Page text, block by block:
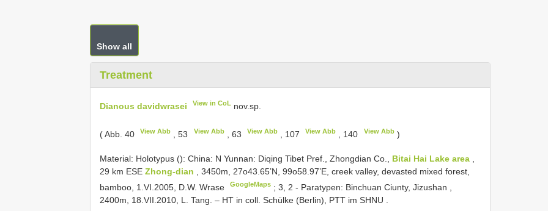
Show all
Treatment
Dianous davidwrasei View in CoL nov.sp.
( Abb. 40 View Abb , 53 View Abb, 63 View Abb, 107 View Abb , 140 View Abb)
Material: Holotypus (): China: N Yunnan: Diqing Tibet Pref., Zhongdian Co., Bitai Hai Lake area ,
29 km ESE Zhong-dian , 3450m, 27o43.65’N, 99o58.97’E, creek valley, devasted mixed forest,
bamboo, 1.VI.2005, D.W. Wrase
GoogleMaps ;3, 2 - Paratypen: Binchuan Ciunty, Jizushan ,
2400m, 18.VII.2010, L. Tang. – HT in coll. Schülke (Berlin), PTT im SHNU